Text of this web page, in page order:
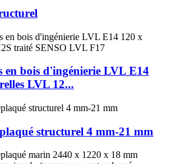
en bois d'ingénierie LVL E14
LVL 12...
structurel 4 mm-21 mm